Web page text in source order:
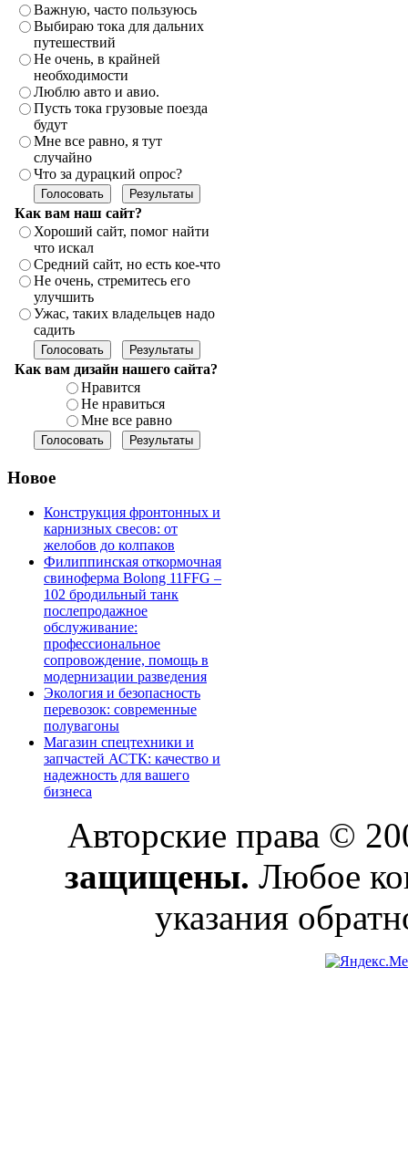
Важную, часто пользуюсь
Выбираю тока для дальних
путешествий
Не очень, в крайней
необходимости
Люблю авто и авио.
Пусть тока грузовые поезда
будут
Мне все равно, я тут
случайно
Что за дурацкий опрос?
Как вам наш сайт?
Хороший сайт, помог найти
что искал
Средний сайт, но есть кое-что
Не очень, стремитесь его
улучшить
Ужас, таких владельцев надо
садить
Как вам дизайн нашего сайта?
Нравится
Не нравиться
Мне все равно
Новое
Конструкция фронтонных и
карнизных свесов: от
желобов до колпаков
Филиппинская откормочная
свиноферма Bolong 11FFG –
102 бродильный танк
послепродажное
обслуживание:
профессиональное
сопровождение, помощь в
модернизации разведения
Экология и безопасность
перевозок: современные
полувагоны
Магазин спецтехники и
запчастей АСТК: качество и
надежность для вашего
бизнеса
Авторские права ©
защищены. Любое
указания